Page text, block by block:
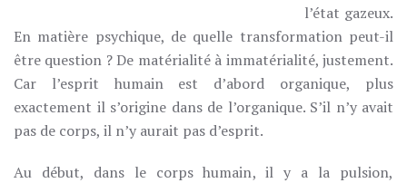
l’état gazeux.
En matière psychique, de quelle transformation peut-il
être question ? De matérialité à immatérialité, justement.
Car l’esprit humain est d’abord organique, plus
exactement il s’origine dans de l’organique. S’il n’y avait
pas de corps, il n’y aurait pas d’esprit.
Au début, dans le corps humain,il y a la pulsion,